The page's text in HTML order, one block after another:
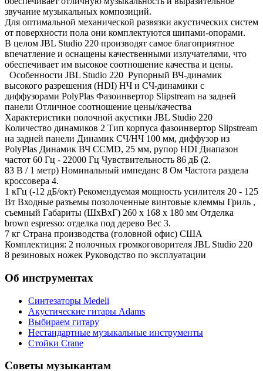
звучание музыкальных композиций.
Для оптимальной механической развязки акустических систем
от поверхности пола они комплектуются шипами-опорами.
В целом JBL Studio 220 производят самое благоприятное
впечатление и оснащены качественными излучателями, что
обеспечивает им высокое соотношение качества и цены.
Особенности JBL Studio 220 Рупорный ВЧ-динамик
высокого разрешения (HDI) НЧ и СЧ-динамики с
диффузорами PolyPlas Фазоинвертор Slipstream на задней
панели Отличное соотношение цены/качества
Характеристики полочной акустики JBL Studio 220
Количество динамиков 2 Тип корпуса фазоинвертор Slipstream
на задней панели Динамик СЧ/НЧ 100 мм, диффузор из
PolyPlas Динамик ВЧ CCMD, 25 мм, рупор HDI Диапазон
частот 60 Гц - 22000 Гц Чувствительность 86 дБ (2.
83 В / 1 метр) Номинальный импеданс 8 Ом Частота раздела
кроссовера 4.
1 кГц (-12 дБ/окт) Рекомендуемая мощность усилителя 20 - 125
Вт Входные разъемы позолоченные винтовые клеммы Гриль ,
съемный Габариты (ШхВхГ) 260 x 168 x 180 мм Отделка
brown espresso: отделка под дерево Вес 3.
7 кг Страна производства (головной офис) США
Комплектиция: 2 полочных громкоговорителя JBL Studio 220
8 резиновых ножек Руководство по эксплуатации
Об инструментах
Синтезаторы Мedeli
Акустические гитары Adams
Выбираем гитару
Нестандартные музыкальные инструменты
Стойки Crane
Советы музыкантам